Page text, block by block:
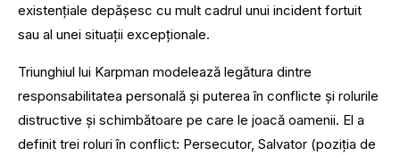
existenţiale depăşesc cu mult cadrul unui incident fortuit
sau al unei situaţii excepţionale.
Triunghiul lui Karpman modelează legătura dintre
responsabilitatea personală și puterea în conflicte și rolurile
distructive și schimbătoare pe care le joacă oamenii. El a
definit trei roluri în conflict: Persecutor, Salvator (poziția de